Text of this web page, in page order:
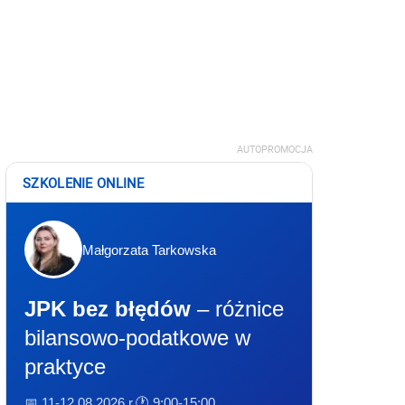
AUTOPROMOCJA
SZKOLENIE ONLINE
Małgorzata Tarkowska
JPK bez błędów – różnice
bilansowo-podatkowe w
praktyce